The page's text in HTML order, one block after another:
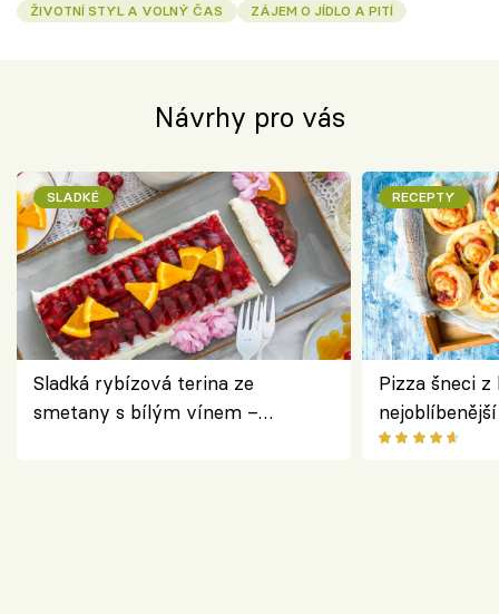
ŽIVOTNÍ STYL A VOLNÝ ČAS
ZÁJEM O JÍDLO A PITÍ
Návrhy pro vás
SLADKÉ
Sladká rybízová terina ze
smetany s bílým vínem –
RECEPTY
Pizza šneci